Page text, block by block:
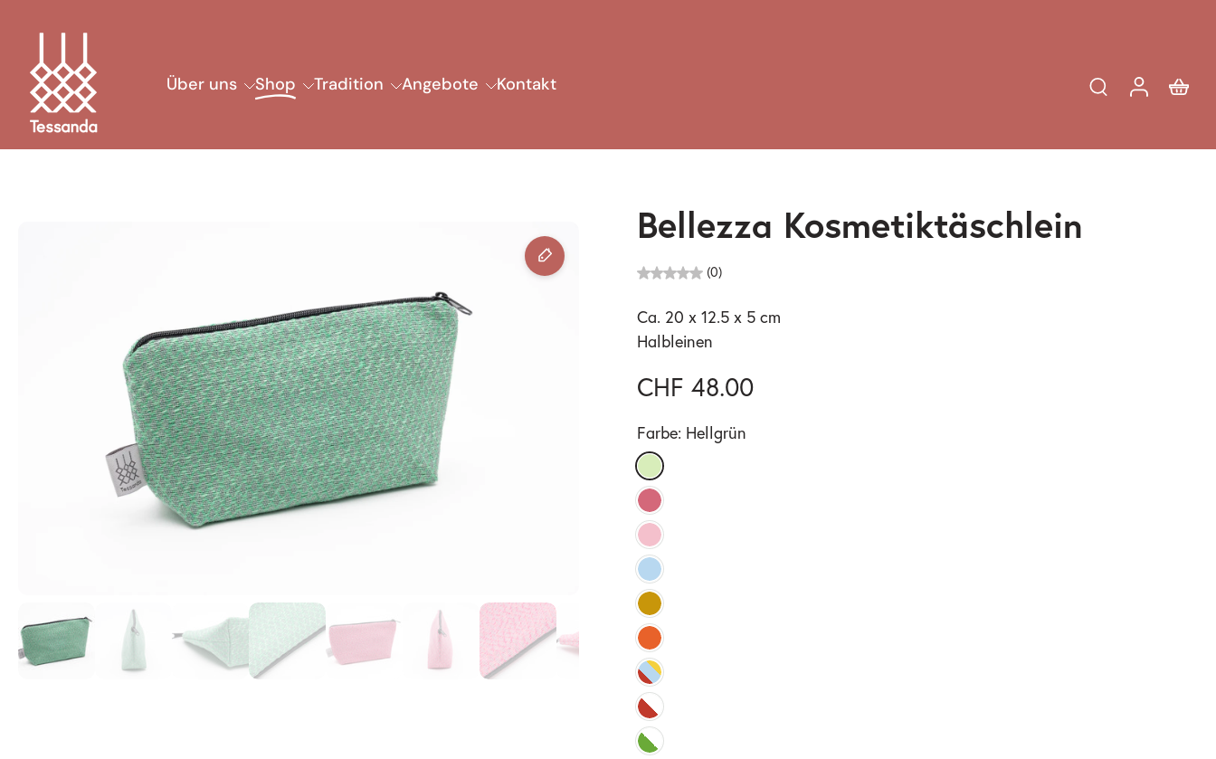
springen
Über uns Shop Tradition Angebote Kontakt
Bellezza Kosmetiktäschlein
(0)
Ca. 20 x 12.5 x 5 cm
Halbleinen
CHF 48.00
Farbe: Hellgrün